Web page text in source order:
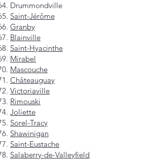
Drummondville
Saint-Jérôme
Granby
Blainville
Saint-Hyacinthe
Mirabel
Mascouche
Châteauguay
Victoriaville
Rimouski
Joliette
Sorel-Tracy
Shawinigan
Saint-Eustache
Salaberry-de-Valleyfield